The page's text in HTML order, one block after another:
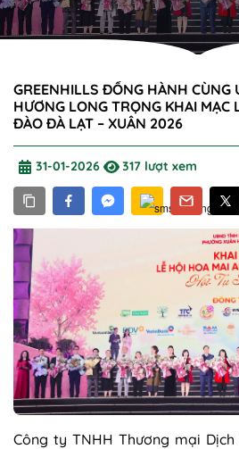
GREENHILLS ĐỒNG HÀNH CÙNG
HƯƠNG LONG TRỌNG KHAI MẠC
ĐÀO ĐÀ LẠT – XUÂN 2026
31-01-2026 317 lượt xem
Công ty TNHH Thương mại Dịch